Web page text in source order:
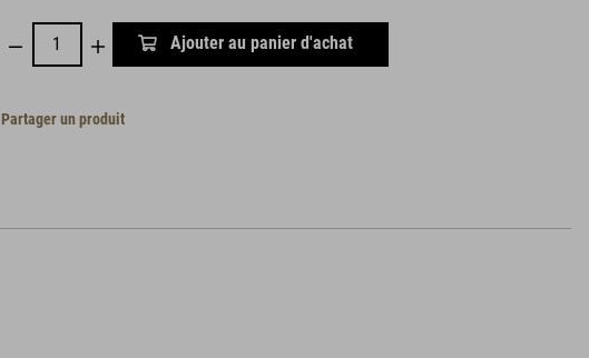
Ajouter au panier d'achat
Partager un produit